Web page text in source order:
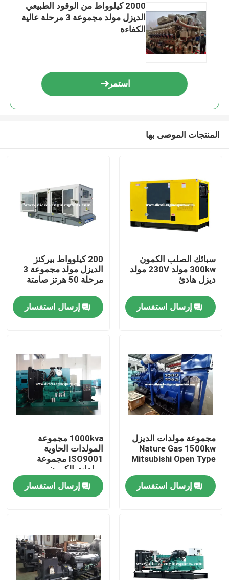
منزل
المنتجات
عرض الواقع الافتراضي
حول بنا
جولة في المعمل
ضبط الجودة
أجزاء محرك الديزل
2000 كيلوواط من الوقود الطبيعي
الديزل مولد مجموعة 3 مرحلة عالية
الكفاءة
استمر
المنتجات الموصى بها
سبائك الصلب الكمون
300kw مولد 230V مولد
ديزل هادئ
إرسال استفسار
200 كيلوواط بيركنز
الديزل مولد مجموعة 3
مرحلة 50 هرتز صامتة
إرسال استفسار
مجموعة مولدات الديزل
Nature Gas 1500kw
Mitsubishi Open Type
إرسال استفسار
1000kva مجموعة
المولدات الحاوية
ISO9001 مجموعة
مولدات الكمون
إرسال استفسار